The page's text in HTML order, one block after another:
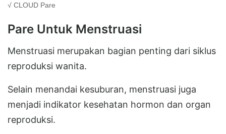
√ CLOUD Pare
Pare Untuk Menstruasi
Menstruasi merupakan bagian penting dari siklus
reproduksi wanita.
Selain menandai kesuburan, menstruasi juga
menjadi indikator kesehatan hormon dan organ
reproduksi.